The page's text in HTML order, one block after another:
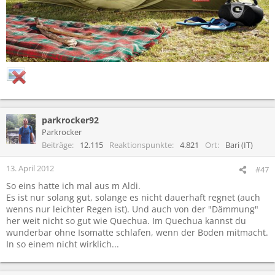
parkrocker92
Parkrocker
Beiträge
12.115 Reaktionspunkte 4.821 Ort Bari (IT)
13. April 2012 #47
So eins hatte ich mal aus m Aldi.
Es ist nur solang gut, solange es nicht dauerhaft regnet (auch
wenns nur leichter Regen ist). Und auch von der "Dämmung"
her weit nicht so gut wie Quechua. Im Quechua kannst du
wunderbar ohne Isomatte schlafen, wenn der Boden mitmacht.
In so einem nicht wirklich...